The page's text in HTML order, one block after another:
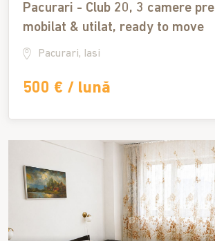
Pacurari - Club 20, 3 camere
mobilat & utilat, ready to move
Pacurari, Iasi
500 € / lună